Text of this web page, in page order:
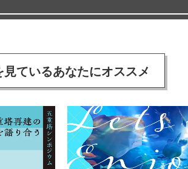
ているあなたにオススメ